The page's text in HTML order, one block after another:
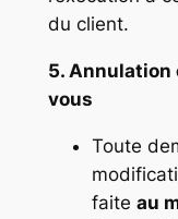
du client.
5.
vous
Toute
faite au